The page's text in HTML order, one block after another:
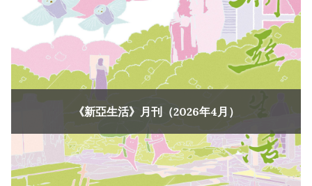
《新亞生活》月刊（2026年4月）